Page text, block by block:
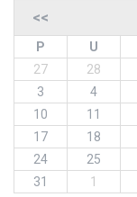
<<
P U
27
28
3
4
10
11
17
18
24
25
31
1